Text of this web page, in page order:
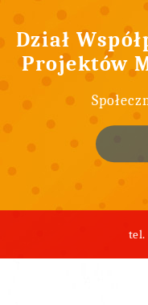
Dział
Projektów
tel.